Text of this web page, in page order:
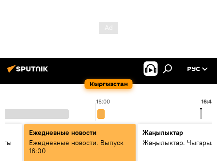
Кыргызстан
РУС
16:00 16:43
Ежедневные новости
Ежедневные новости. Выпуск
16:00
Жаңылыктар
Жаңылыктар.